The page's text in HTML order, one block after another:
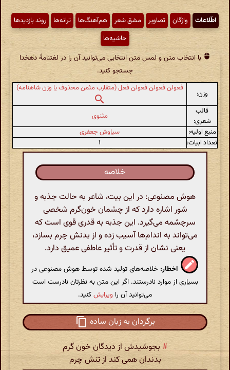
اطّلاعات واژگان تصاویر مشق شعر هم‌آهنگ‌ها ترانه‌ها
روند بازدیدها
حاشیه‌ها
با انتخاب متن و لمس متن انتخابی می‌توانید آن را در لغتنامهٔ دهخدا
جستجو کنید.
وزن:
فعولن فعولن فعولن فعل (متقارب مثمن محذوف یا وزن شاهنامه)
قالب
شعری:
مثنوی
منبع اولیه:
سیاوش جعفری
تعداد ابیات:
۱
خلاصه
هوش مصنوعی: در این بیت، شاعر به حالت جذبه و
شور اشاره دارد که از چشمان خون‌گرم شخصی
سرچشمه می‌گیرد. این جذبه به قدری قوی است که
می‌تواند به اندام‌ها آسیب زده و از بدنش چرم بسازد،
یعنی نشان از قدرت و تأثیر عاطفی عمیق دارد.
اخطار: خلاصه‌های تولید شده توسط هوش مصنوعی در
بسیاری از موارد نادرستند. اگر این متن به نظرتان نادرست است
می‌توانید آن را ویرایشکنید.
برگردان به زبان ساده
# بجوشیدش از دیدگان خون گرم
بدندان همی کند از تنش چرم